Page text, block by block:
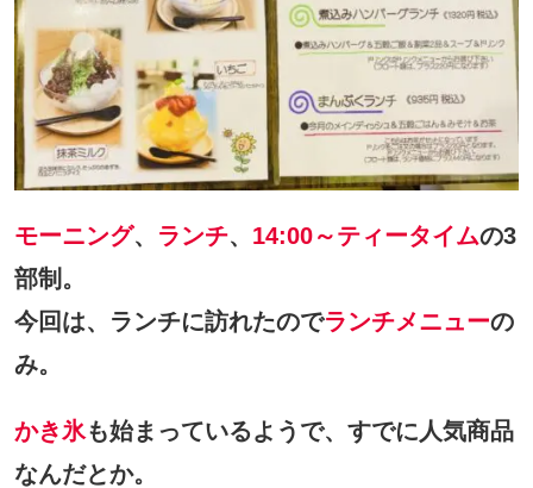
モーニング、 ランチ、 14:00～ティータイムの3
部制。
今回は、ランチに訪れたのでランチメニューの
み。
かき氷も始まっているようで、すでに人気商品
なんだとか。